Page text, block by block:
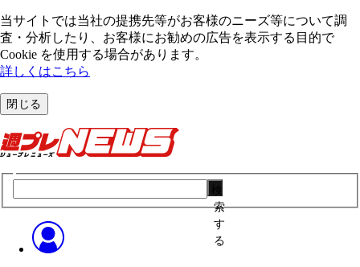
当サイトでは当社の提携先等がお客様のニーズ等について調
査・分析したり、お客様にお勧めの広告を表⽰する⽬的で
Cookie を使⽤する場合があります。
詳しくはこちら
閉じる
索
す
る